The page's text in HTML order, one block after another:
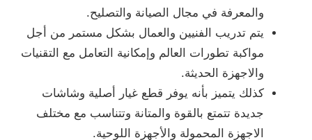
والمعرفة في مجال الصيانة والتصليح.
يتم تدريب الفنيين والعمال بشكل مستمر من أجل
مواكبة تطورات العالم وإمكانية التعامل مع التقنيات
والاجهزة الحديثة.
كذلك يتميز بأنه يوفر قطع غيار أصلية وشاشات
جديدة تتمتع بالقوة والمتانة وتتناسب مع مختلف
الاجهزة المحمولة والأجهزة اللوحية.